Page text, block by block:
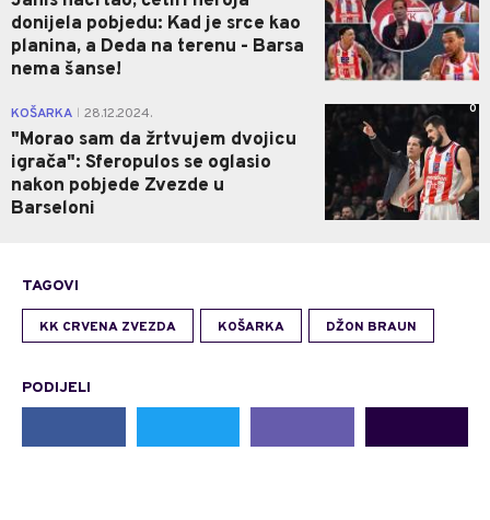
donijela pobjedu: Kad je srce kao
planina, a Deda na terenu - Barsa
nema šanse!
KOŠARKA 28.12.2024.
"Morao sam da žrtvujem dvojicu
igrača": Sferopulos se oglasio
nakon pobjede Zvezde u
Barseloni
0
TAGOVI
KK CRVENA ZVEZDA KOŠARKA DŽON BRAUN
PODIJELI